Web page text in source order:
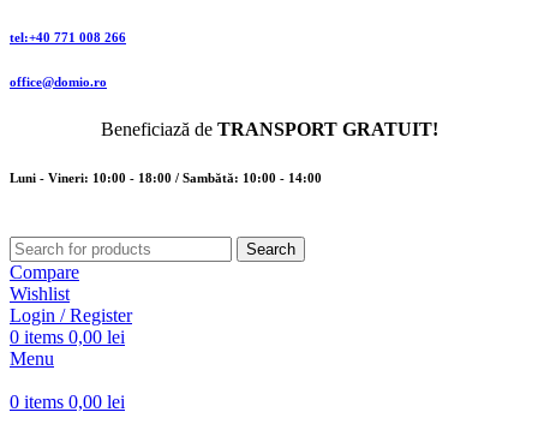
tel:+40 771 008 266
office@domio.ro
Beneficiază de TRANSPORT GRATUIT!
Luni - Vineri: 10:00 - 18:00 / Sambătă: 10:00 - 14:00
Search
Compare
Wishlist
Login / Register
0 items 0,00 lei
Menu
0 items 0,00 lei